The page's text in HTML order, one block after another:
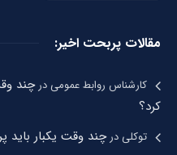
مقالات پربحت اخیر:
کارشناس روابط عمومیدرچند
کرد؟
توکلیدرچند وقت یکبار باید